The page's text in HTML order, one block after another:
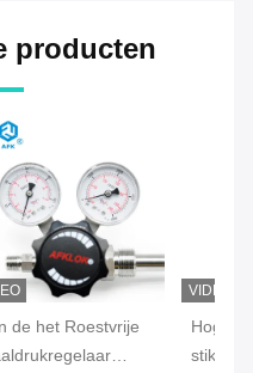
producten
de het Roestvrije
VIDEO